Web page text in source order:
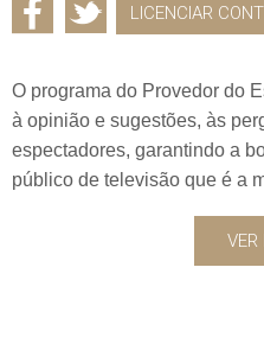
LICENCIAR
O programa do Provedor do
à opinião e sugestões, às
espectadores, garantindo a
público de televisão que é a
VER